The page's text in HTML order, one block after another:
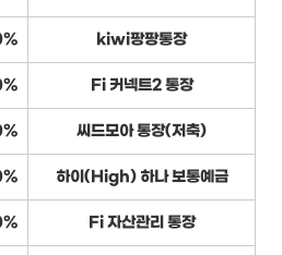
kiwi팡팡통장
Fi 커넥트2 통장
씨드모아 통장(저축)
하이(High) 하나 보통예금
Fi 자산관리 통장